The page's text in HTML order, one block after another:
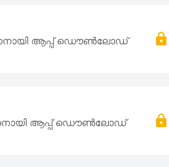
ആപ്പ് ഡൌൺലോഡ്
ആപ്പ് ഡൌൺലോഡ്